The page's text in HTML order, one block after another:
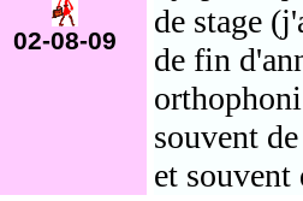
02-08-09
de stage
de fin
souvent
et souvent